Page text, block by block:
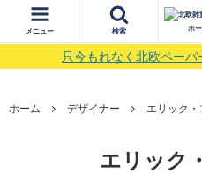
只今もれなく北欧ペーパ
メニュー 検索 ホ
ホーム デザイナー エリック
エリック